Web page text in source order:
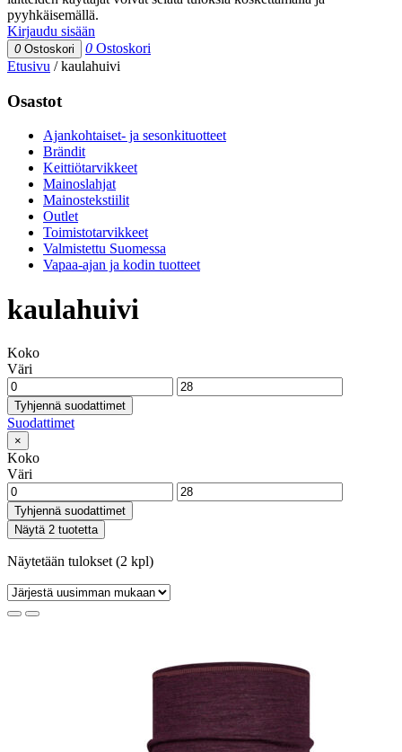
pyyhkäisemällä.
Kirjaudu sisään
0 Ostoskori 0 Ostoskori
Etusivu /kaulahuivi
Osastot
Ajankohtaiset- ja sesonkituotteet
Brändit
Keittiötarvikkeet
Mainoslahjat
Mainostekstiilit
Outlet
Toimistotarvikkeet
Valmistettu Suomessa
Vapaa-ajan ja kodin tuotteet
kaulahuivi
Koko
Väri
Tyhjennä suodattimet
Suodattimet
×
Koko
Väri
Tyhjennä suodattimet
Näytä 2 tuotetta
Näytetään tulokset (2 kpl)